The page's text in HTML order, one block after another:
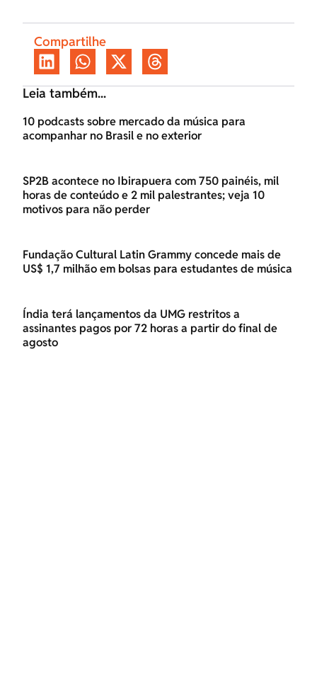
Compartilhe
Leia também...
10 podcasts sobre mercado da música para
acompanhar no Brasil e no exterior
SP2B acontece no Ibirapuera com 750 painéis, mil
horas de conteúdo e 2 mil palestrantes; veja 10
motivos para não perder
Fundação Cultural Latin Grammy concede mais de
US$ 1,7 milhão em bolsas para estudantes de música
Índia terá lançamentos da UMG restritos a
assinantes pagos por 72 horas a partir do final de
agosto